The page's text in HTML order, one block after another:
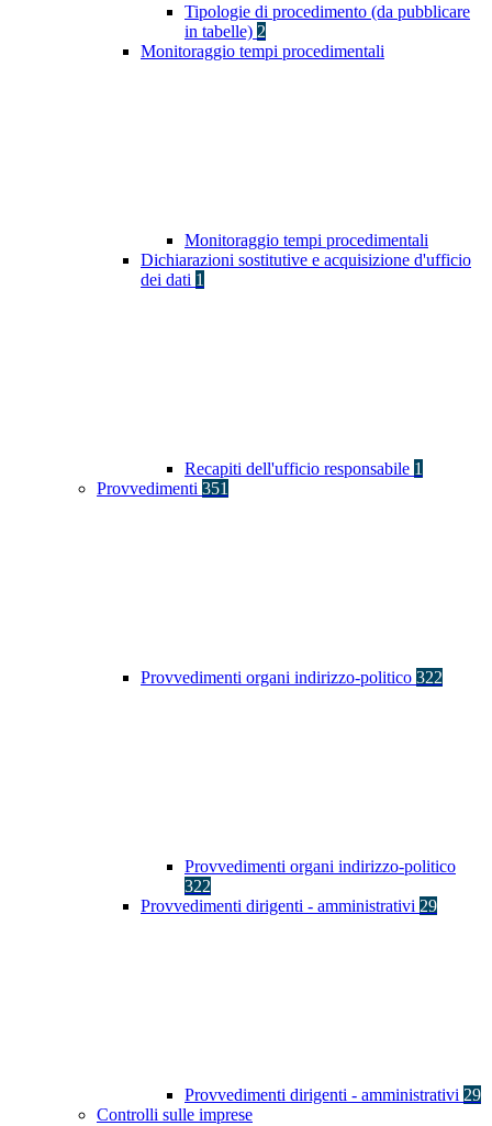
Tipologie di procedimento (da pubblicare
in tabelle) 2
Monitoraggio tempi procedimentali
Monitoraggio tempi procedimentali
Dichiarazioni sostitutive e acquisizione d'ufficio
dei dati 1
Recapiti dell'ufficio responsabile 1
Provvedimenti 351
Provvedimenti organi indirizzo-politico 322
Provvedimenti organi indirizzo-politico
322
Provvedimenti dirigenti - amministrativi 29
Provvedimenti dirigenti - amministrativi 29
Controlli sulle imprese